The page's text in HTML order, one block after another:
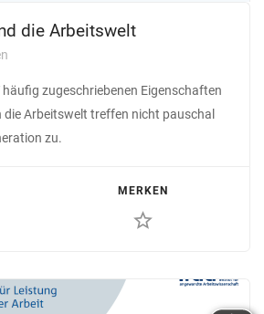
die Arbeitswelt
häufig zugeschriebenen Eigenschaften
Arbeitswelt treffen nicht pauschal
zu.
MERKEN
star_border